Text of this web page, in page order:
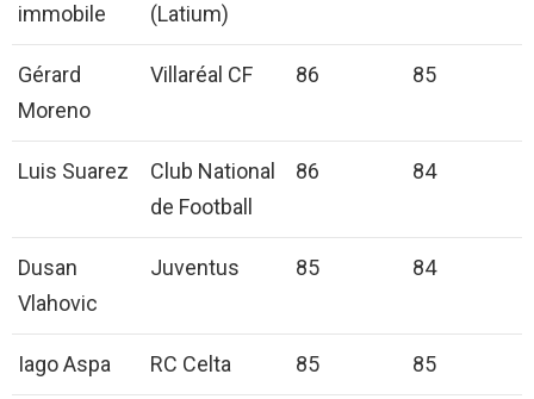
immobile
(Latium)
Gérard
Moreno
Villaréal CF 86 85
Luis Suarez
Club National
de Football
86 84
Dusan
Vlahovic
Juventus 85 84
Iago Aspa RC Celta 85 85